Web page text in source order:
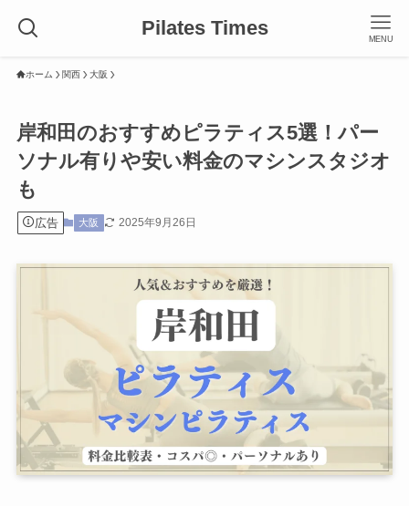
Pilates Times MENU
ホーム 関西 大阪
岸和田のおすすめピラティス5選！パー
ソナル有りや安い料金のマシンスタジオ
も
広告 大阪 2025年9月26日